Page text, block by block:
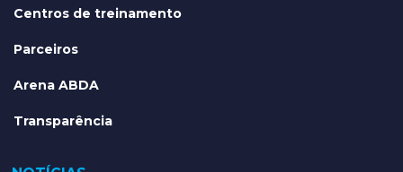
Centros de treinamento
Parceiros
Arena ABDA
Transparência